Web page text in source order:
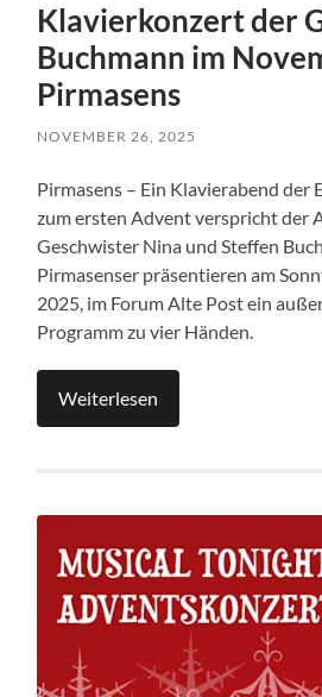
Klavierkonzert der
Buchmann im
Pirmasens
NOVEMBER 26, 2025
Pirmasens – Ein Klavierabend der
zum ersten Advent verspricht der
Geschwister Nina und Steffen
Pirmasenser präsentieren am
2025, im Forum Alte Post ein
Programm zu vier Händen.
Weiterlesen